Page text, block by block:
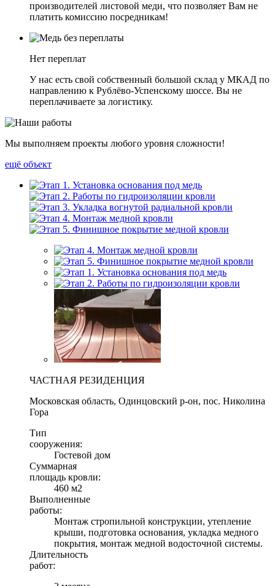
производителей листовой меди, что позволяет Вам не
платить комиссию посредникам!
Нет переплат
У нас есть свой собственный большой склад у МКАД по
направлению к Рублёво-Успенскому шоссе. Вы не
переплачиваете за логистику.
Мы выполняем проекты любого уровня сложности!
ещё объект
ЧАСТНАЯ РЕЗИДЕНЦИЯ
Московская область, Одинцовский р-он, пос. Николина
Гора
Тип
сооружения:
Гостевой дом
Суммарная
площадь кровли:
460 м2
Выполненные
работы:
Монтаж стропильной конструкции, утепление
крыши, подготовка основания, укладка медного
покрытия, монтаж медной водосточной системы.
Длительность
работ: